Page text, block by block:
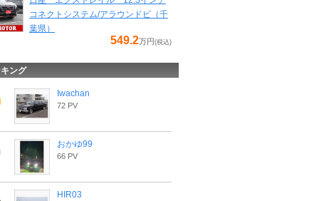
コネクトシステム/アラウンドビ（千
葉県）
549.2万円 (税込)
ング
Iwachan
72 PV
おかゆ99
66 PV
HIR03